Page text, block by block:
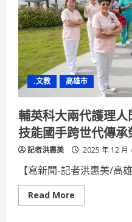
業
化
林
岱
樺：
台
美
應
在
高
雄
發
展
軍
工
產
業，
成
新
護
國
.文教 高雄市
輔英科大兩代護理
技能國手跨世代傳承
記者洪惠美 2025 年 12 月
【寫新聞-記者洪惠美/高
Read More
more